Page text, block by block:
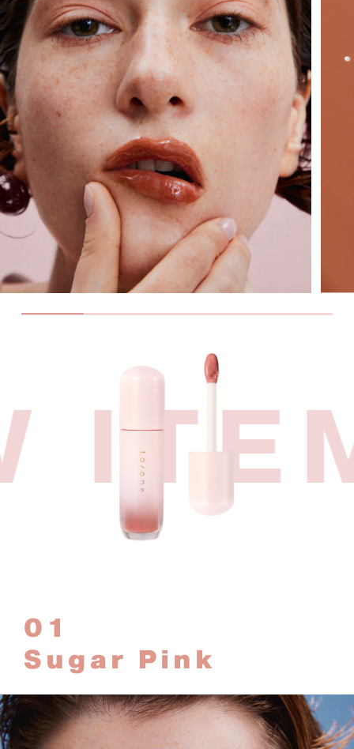
01
Sugar Pink